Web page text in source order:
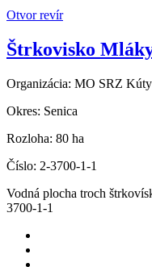
Otvor revír
Štrkovisko
Organizácia: MO SRZ Kúty
Okres: Senica
Rozloha: 80 ha
Číslo: 2-3700-1-1
Vodná plocha troch
3700-1-1